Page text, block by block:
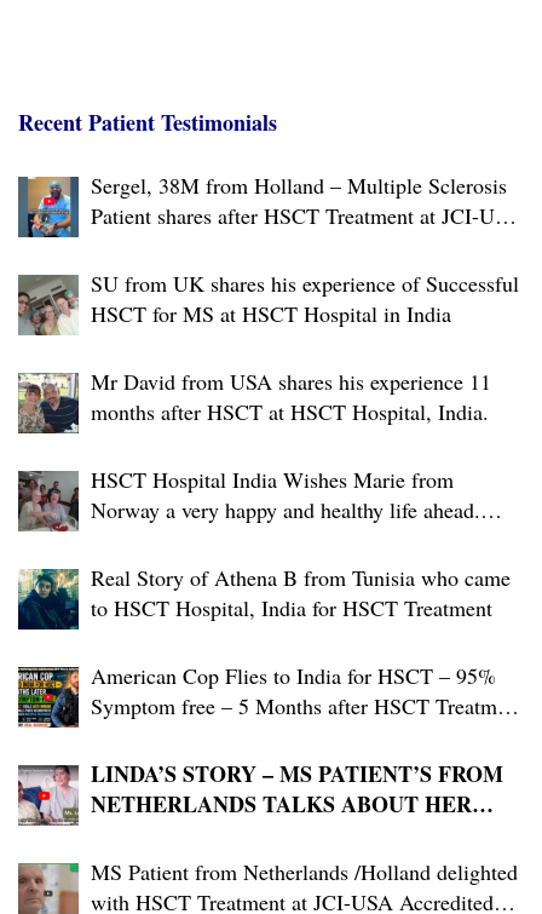
g
a
t
o
n
Recent Patient Testimonials
Sergel, 38M from Holland – Multiple Sclerosis
Patient shares after HSCT Treatment at JCI-USA
SU from UK shares his experience of Successful
HSCT for MS at HSCT Hospital in India
Mr David from USA shares his experience 11
months after HSCT at HSCT Hospital, India.
HSCT Hospital India Wishes Marie from
Norway a very happy and healthy life ahead.
Real Story of Athena B from Tunisia who came
to HSCT Hospital, India for HSCT Treatment
American Cop Flies to India for HSCT – 95%
Symptom free – 5 Months after HSCT Treatment
India
LINDA’S STORY – MS PATIENT’S FROM
NETHERLANDS TALKS ABOUT HER
INDIA
MS Patient from Netherlands /Holland delighted
with HSCT Treatment at JCI-USA Accredited